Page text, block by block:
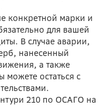
конкретной марки и
для вашей
В случае аварии,
нанесенный
а также
остаться с
210 по ОСАГО на